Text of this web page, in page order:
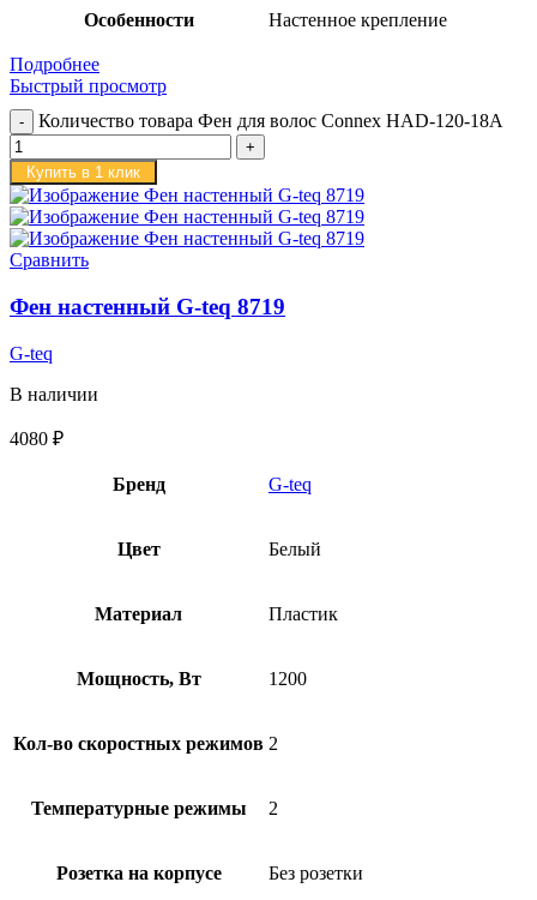
Особенности Настенное крепление
Подробнее
Быстрый просмотр
Количество товара Фен для волос Connex HAD-120-18A
Купить в 1 клик
Сравнить
Фен настенный G-teq 8719
G-teq
В наличии
4080 ₽
Бренд G-teq
Цвет Белый
Материал Пластик
Мощность, Вт 1200
Кол-во скоростных режимов 2
Температурные режимы 2
Розетка на корпусе Без розетки